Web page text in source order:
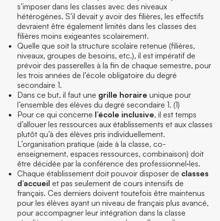
s’imposer dans les classes avec des niveaux
hétérogènes. S’il devait y avoir des filières, les effectifs
devraient être également limités dans les classes des
filières moins exigeantes scolairement.
Quelle que soit la structure scolaire retenue (filières,
niveaux, groupes de besoins, etc.), il est impératif de
prévoir des passerelles à la fin de chaque semestre, pour
les trois années de l’école obligatoire du degré
secondaire 1.
Dans ce but, il faut une grille horaire unique pour
l’ensemble des élèves du degré secondaire 1. (1)
Pour ce qui concerne l’école inclusive, il est temps
d’allouer les ressources aux établissements et aux classes
plutôt qu’à des élèves pris individuellement.
L’organisation pratique (aide à la classe, co-
enseignement, espaces ressources, combinaison) doit
être décidée par la conférence des professionnel·les.
Chaque établissement doit pouvoir disposer de classes
d’accueil et pas seulement de cours intensifs de
français. Ces derniers doivent toutefois être maintenus
pour les élèves ayant un niveau de français plus avancé,
pour accompagner leur intégration dans la classe